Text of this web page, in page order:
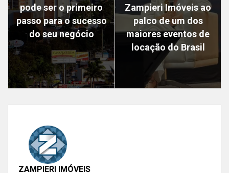
pode ser o primeiro
passo para o sucesso
do seu negócio
Zampieri Imóveis ao
palco de um dos
maiores eventos de
locação do Brasil
ZAMPIERI IMÓVEIS